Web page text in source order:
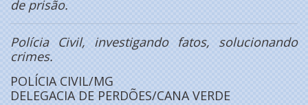
de prisão.
Polícia Civil, investigando fatos, solucionando
crimes.
POLÍCIA CIVIL/MG
DELEGACIA DE PERDÕES/CANA VERDE